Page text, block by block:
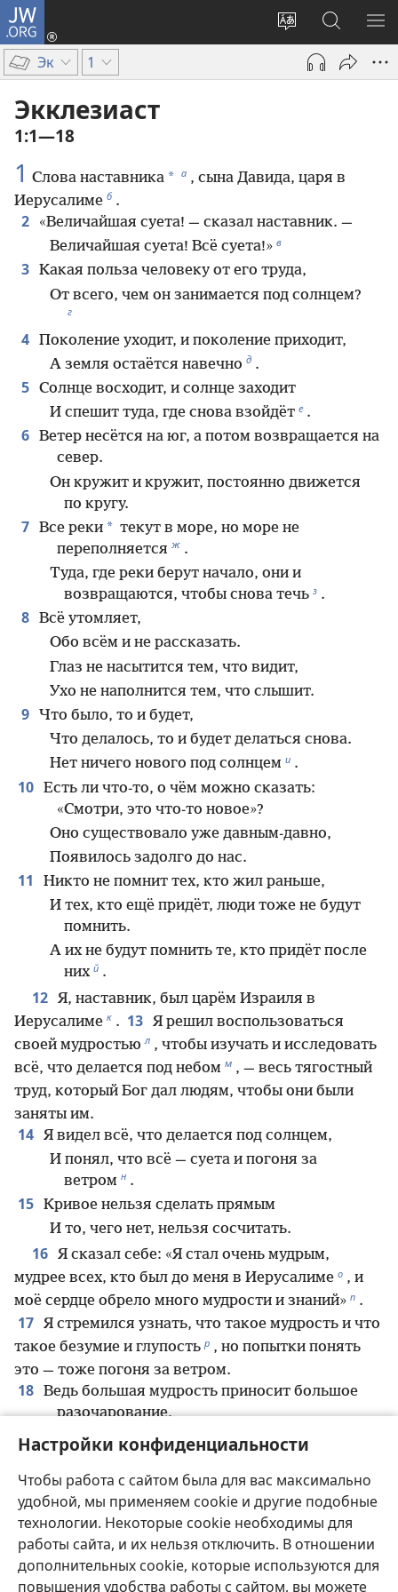
Настройки конфиденциальности
Чтобы работа с сайтом была для вас максимально
удобной, мы применяем cookie и другие подобные
технологии. Некоторые cookie необходимы для
работы сайта, и их нельзя отключить. В отношении
дополнительных cookie, которые используются для
повышения удобства работы с сайтом, вы можете
JW.ORG
Изменить
язык
сайта
Войти
(открывается
новом
Поиск
по
jw.org
Эк 1
Экклезиаст
1:1—18
1 Слова наставника * а , сына Давида, царя в
Иерусалиме б .
2
«Величайшая суета! — сказал наставник. —
Величайшая суета! Всё суета!» в
3 Какая польза человеку от его труда,
От всего, чем он занимается под солнцем?
г
4 Поколение уходит, и поколение приходит,
А земля остаётся навечно д .
5 Солнце восходит, и солнце заходит
И спешит туда, где снова взойдёт е .
6 Ветер несётся на юг, а потом возвращается на
север.
Он кружит и кружит, постоянно движется
по кругу.
7 Все реки * текут в море, но море не
переполняется ж .
Туда, где реки берут начало, они и
возвращаются, чтобы снова течь з .
8 Всё утомляет,
Обо всём и не рассказать.
Глаз не насытится тем, что видит,
Ухо не наполнится тем, что слышит.
9 Что было, то и будет,
Что делалось, то и будет делаться снова.
Нет ничего нового под солнцем и .
10 Есть ли что-то, о чём можно сказать:
«Смотри, это что-то новое»?
Оно существовало уже давным-давно,
Появилось задолго до нас.
11
Никто не помнит тех, кто жил раньше,
И тех, кто ещё придёт, люди тоже не будут
помнить.
А их не будут помнить те, кто придёт после
них й .
12 Я, наставник, был царём Израиля в
Иерусалиме к . 13 Я решил воспользоваться
своей мудростью л , чтобы изучать и исследовать
всё, что делается под небом м , — весь тягостный
труд, который Бог дал людям, чтобы они были
заняты им.
14 Я видел всё, что делается под солнцем,
И понял, что всё — суета и погоня за
ветром н .
15 Кривое нельзя сделать прямым
И то, чего нет, нельзя сосчитать.
16 Я сказал себе: «Я стал очень мудрым,
мудрее всех, кто был до меня в Иерусалиме о , и
моё сердце обрело много мудрости и знаний» п .
17 Я стремился узнать, что такое мудрость и что
такое безумие и глупость р , но попытки понять
это — тоже погоня за ветром.
18 Ведь большая мудрость приносит большое
разочарование,
И чем больше знаний, тем больше боли
Назад Далее